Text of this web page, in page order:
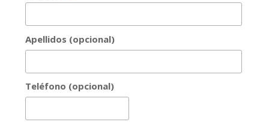
Apellidos (opcional)
Teléfono (opcional)